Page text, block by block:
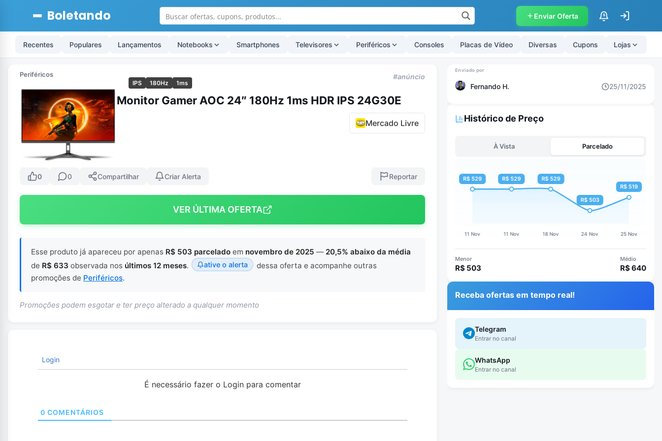
Boletando Enviar Oferta $
Recentes Populares Lançamentos Notebooks Smartphones Televisores Periféricos Consoles Placas de Vídeo Diversas Cupons Lojas
Periféricos
IPS 180Hz 1ms
#anúncio
Monitor Gamer AOC 24″ 180Hz 1ms HDR IPS 24G30E
Mercado Livre
0 0 Compartilhar Criar Alerta Reportar
VER ÚLTIMA OFERTA
Esse produto já apareceu por apenas R$ 503 parcelado em novembro de 2025 — 20,5% abaixo da média
de R$ 633 observada nos últimos 12 meses. ative o alerta
dessa oferta e acompanhe outras
promoções de Periféricos.
Promoções podem esgotar e ter preço alterado a qualquer momento
Login
É necessário fazer o Login para comentar
0 COMENTÁRIOS
Fernando H. 25/11/2025
Histórico de Preço
À Vista Parcelado
Menor
R$ 503
Médio
R$ 640
Receba ofertas em tempo real!
Telegram
Entrar no canal
WhatsApp
Entrar no canal